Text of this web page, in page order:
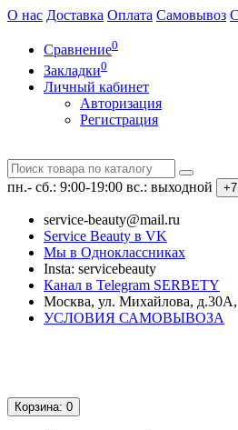
О нас Доставка Оплата Самовывоз
Сравнение0
Закладки0
Личный кабинет
Авторизация
Регистрация
пн.- сб.: 9:00-19:00 вс.: выходной
service-beauty@mail.ru
Service Beauty в VK
Мы в Одноклассниках
Insta: servicebeauty
Канал в Telegram SERBETY
Москва, ул. Михайлова, д.30А,
УСЛОВИЯ САМОВЫВОЗА
Корзина: 0